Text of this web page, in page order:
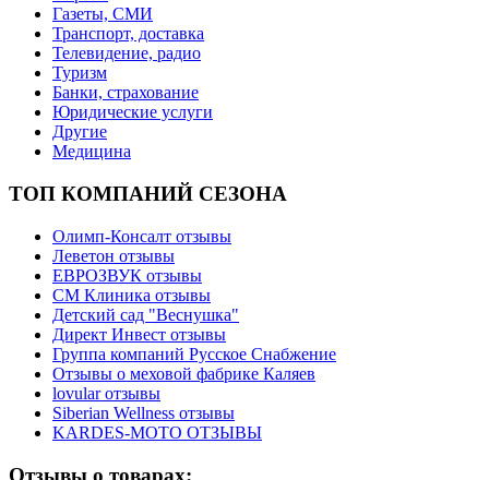
Газеты, СМИ
Транспорт, доставка
Телевидение, радио
Туризм
Банки, страхование
Юридические услуги
Другие
Медицина
ТОП КОМПАНИЙ СЕЗОНА
Олимп-Консалт отзывы
Леветон отзывы
ЕВРОЗВУК отзывы
СМ Клиника отзывы
Детский сад "Веснушка"
Директ Инвест отзывы
Группа компаний Русское Снабжение
Отзывы о меховой фабрике Каляев
lovular отзывы
Siberian Wellness отзывы
KARDES-MOTO ОТЗЫВЫ
Отзывы о товарах: